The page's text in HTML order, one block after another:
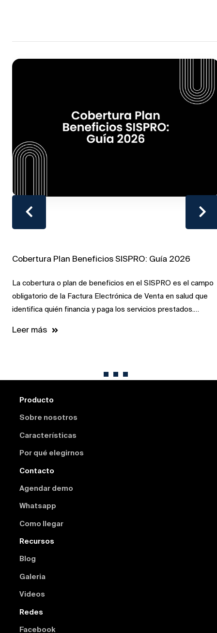
Cobertura Plan Beneficios SISPRO: Guía 2026
La cobertura o plan de beneficios en el SISPRO es el campo
obligatorio de la Factura Electrónica de Venta en salud que
identifica quién financia y paga los servicios prestados.…
Leer más
Producto
Sobre nosotros
Características
Por qué elegirnos
Contacto
Agendar demo
Whatsapp
Como llegar
Recursos
Blog
Galeria
Videos
Redes
Facebook